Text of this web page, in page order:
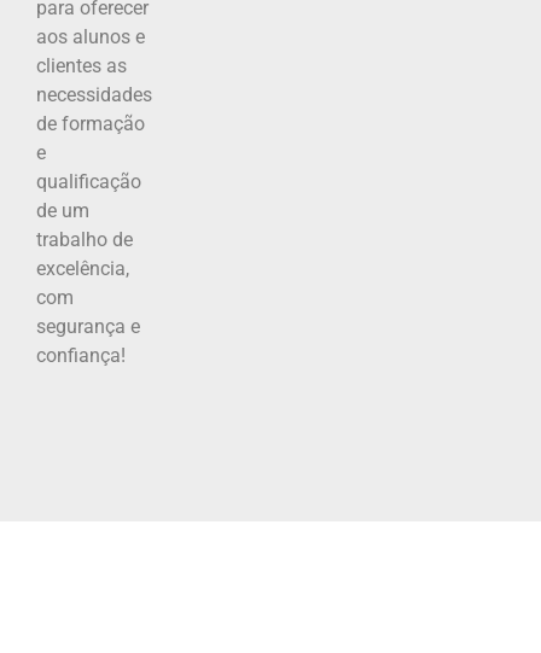
para oferecer
aos alunos e
clientes as
necessidades
de formação
e
qualificação
de um
trabalho de
excelência,
com
segurança e
confiança!